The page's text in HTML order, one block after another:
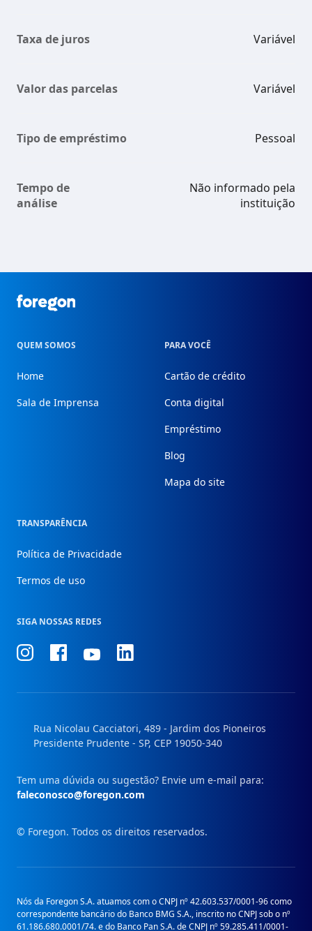
Taxa de juros Variável
Valor das parcelas Variável
Tipo de empréstimo Pessoal
Tempo de
análise
Não informado pela
instituição
Foregon.com
QUEM SOMOS
Home
Sala de Imprensa
PARA VOCÊ
Cartão de crédito
Conta digital
Empréstimo
Blog
Mapa do site
TRANSPARÊNCIA
Política de Privacidade
Termos de uso
SIGA NOSSAS REDES
ConheçaConheçaConheçaConheça
Rua Nicolau Cacciatori, 489 - Jardim dos Pioneiros
Presidente Prudente - SP, CEP 19050-340
Tem uma dúvida ou sugestão? Envie um e-mail para:
faleconosco@foregon.com
© Foregon. Todos os direitos reservados.
Nós da Foregon S.A. atuamos com o CNPJ nº 42.603.537/0001-96 como
correspondente bancário do Banco BMG S.A., inscrito no CNPJ sob o nº
61.186.680.0001/74. e do Banco Pan S.A. de CNPJ nº 59.285.411/0001-